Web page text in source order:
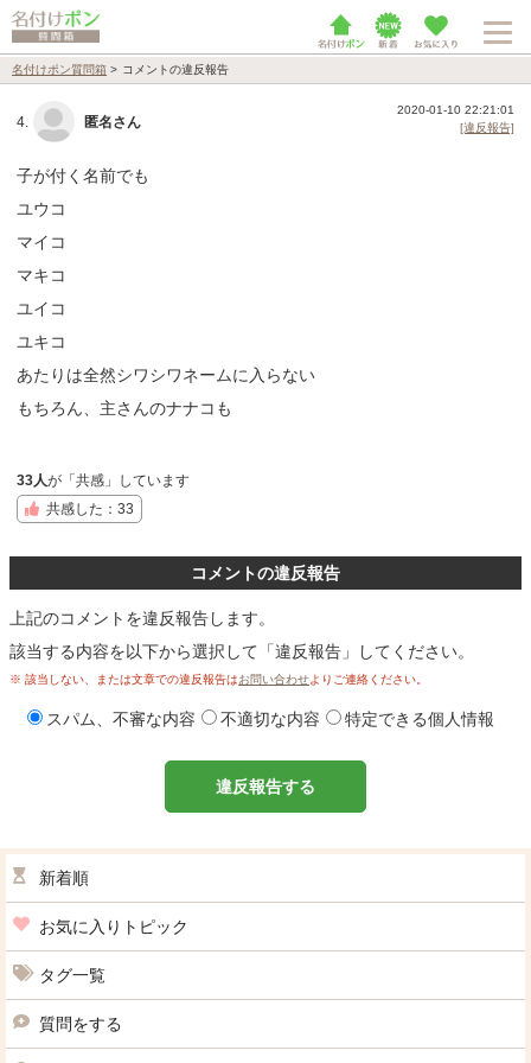
名付けポン質問箱 > コメントの違反報告
4. 匿名さん
2020-01-10 22:21:01
[違反報告]
子が付く名前でも
ユウコ
マイコ
マキコ
ユイコ
ユキコ
あたりは全然シワシワネームに入らない
もちろん、主さんのナナコも
33人が「共感」しています
共感した：33
コメントの違反報告
上記のコメントを違反報告します。
該当する内容を以下から選択して「違反報告」してください。
※ 該当しない、または文章での違反報告はお問い合わせよりご連絡ください。
スパム、不審な内容 不適切な内容 特定できる個人情報
違反報告する
新着順
お気に入りトピック
タグ一覧
質問をする